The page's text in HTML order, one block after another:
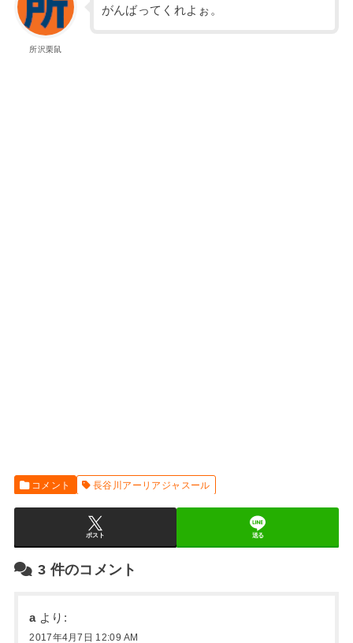
所沢栗鼠
がんばってくれよぉ。
コメント 長谷川アーリアジャスール
ポスト 送る
3 件のコメント
a より:
2017年4月7日 12:09 AM